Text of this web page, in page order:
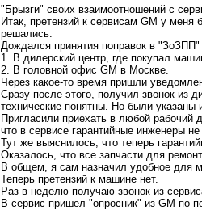
"Брызги" своих взаимоотношений с
Итак, претензий к сервисам GM у
решались.
Дождался принятия поправок в
1. В дилерский центр, где покупал
2. В головной офис GM в Москве.
Через какое-то время пришли
Сразу после этого, получил звонок из
технические понятны. Но были указаны
Пригласили приехать в любой рабочий
что в сервисе гарантийные инженеры
Тут же выяснилось, что теперь
Оказалось, что все запчасти для
В общем, я сам назначил удобное для
Теперь претензий к машине нет.
Раз в неделю получаю звонок из
В сервис пришел "опросник" из GM по